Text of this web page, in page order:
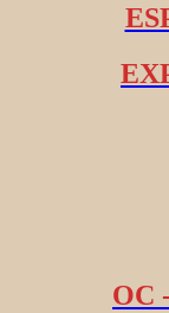
OC